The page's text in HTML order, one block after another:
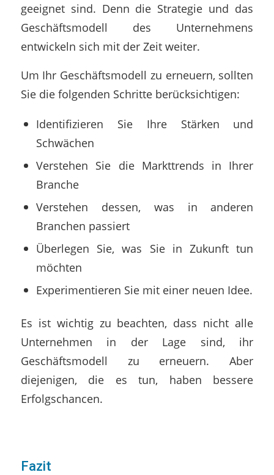
geeignet sind. Denn die Strategie und das
Geschäftsmodell des Unternehmens
entwickeln sich mit der Zeit weiter.
Um Ihr Geschäftsmodell zu erneuern, sollten
Sie die folgenden Schritte berücksichtigen:
Identifizieren Sie Ihre Stärken und
Schwächen
Verstehen Sie die Markttrends in Ihrer
Branche
Verstehen dessen, was in anderen
Branchen passiert
Überlegen Sie, was Sie in Zukunft tun
möchten
Experimentieren Sie mit einer neuen Idee.
Es ist wichtig zu beachten, dass nicht alle
Unternehmen in der Lage sind, ihr
Geschäftsmodell zu erneuern. Aber
diejenigen, die es tun, haben bessere
Erfolgschancen.
Fazit